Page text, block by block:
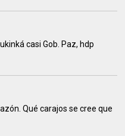
casi Gob. Paz, hdp
Qué carajos se cree que